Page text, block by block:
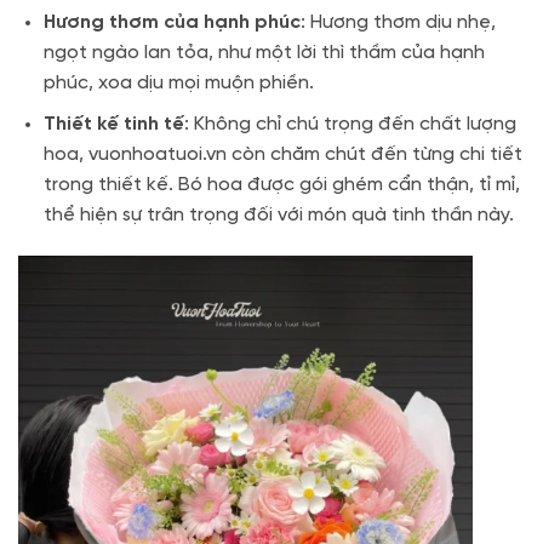
Hương thơm của hạnh phúc: Hương thơm dịu nhẹ,
ngọt ngào lan tỏa, như một lời thì thầm của hạnh
phúc, xoa dịu mọi muộn phiền.
Thiết kế tinh tế: Không chỉ chú trọng đến chất lượng
hoa, vuonhoatuoi.vn còn chăm chút đến từng chi tiết
trong thiết kế. Bó hoa được gói ghém cẩn thận, tỉ mỉ,
thể hiện sự trân trọng đối với món quà tinh thần này.